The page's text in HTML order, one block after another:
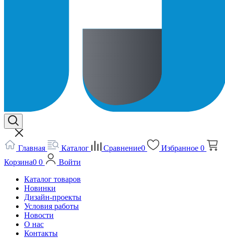
Главная Каталог Сравнение0 Избранное 0
Корзина0 0
Войти
Каталог товаров
Новинки
Дизайн-проекты
Условия работы
Новости
О нас
Контакты